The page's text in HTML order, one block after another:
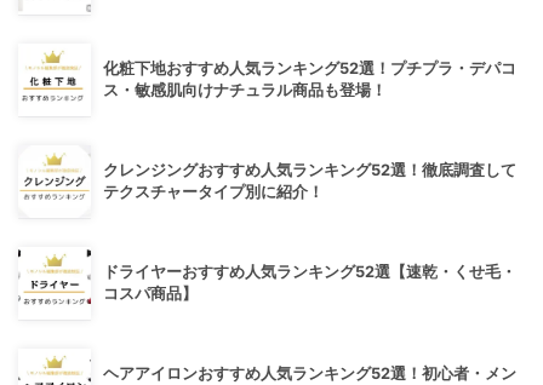
化粧下地おすすめ人気ランキング52選！プチプラ・デパコ
ス・敏感肌向けナチュラル商品も登場！
クレンジングおすすめ人気ランキング52選！徹底調査して
テクスチャータイプ別に紹介！
ドライヤーおすすめ人気ランキング52選【速乾・くせ毛・
コスパ商品】
ヘアアイロンおすすめ人気ランキング52選！初心者・メン